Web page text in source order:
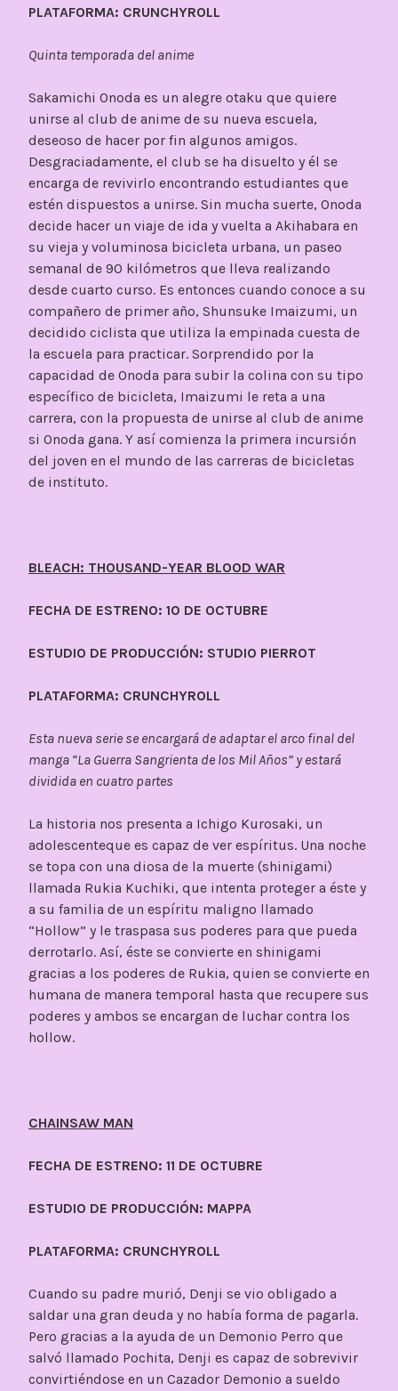
PLATAFORMA: CRUNCHYROLL
Quinta temporada del anime
Sakamichi Onoda es un alegre otaku que quiere
unirse al club de anime de su nueva escuela,
deseoso de hacer por fin algunos amigos.
Desgraciadamente, el club se ha disuelto y él se
encarga de revivirlo encontrando estudiantes que
estén dispuestos a unirse. Sin mucha suerte, Onoda
decide hacer un viaje de ida y vuelta a Akihabara en
su vieja y voluminosa bicicleta urbana, un paseo
semanal de 90 kilómetros que lleva realizando
desde cuarto curso. Es entonces cuando conoce a su
compañero de primer año, Shunsuke Imaizumi, un
decidido ciclista que utiliza la empinada cuesta de
la escuela para practicar. Sorprendido por la
capacidad de Onoda para subir la colina con su tipo
específico de bicicleta, Imaizumi le reta a una
carrera, con la propuesta de unirse al club de anime
si Onoda gana. Y así comienza la primera incursión
del joven en el mundo de las carreras de bicicletas
de instituto.
BLEACH: THOUSAND-YEAR BLOOD WAR
FECHA DE ESTRENO: 10 DE OCTUBRE
ESTUDIO DE PRODUCCIÓN: STUDIO PIERROT
PLATAFORMA: CRUNCHYROLL
Esta nueva serie se encargará de adaptar el arco final del
manga “La Guerra Sangrienta de los Mil Años” y estará
dividida en cuatro partes
La historia nos presenta a Ichigo Kurosaki, un
adolescenteque es capaz de ver espíritus. Una noche
se topa con una diosa de la muerte (shinigami)
llamada Rukia Kuchiki, que intenta proteger a éste y
a su familia de un espíritu maligno llamado
“Hollow” y le traspasa sus poderes para que pueda
derrotarlo. Así, éste se convierte en shinigami
gracias a los poderes de Rukia, quien se convierte en
humana de manera temporal hasta que recupere sus
poderes y ambos se encargan de luchar contra los
hollow.
CHAINSAW MAN
FECHA DE ESTRENO: 11 DE OCTUBRE
ESTUDIO DE PRODUCCIÓN: MAPPA
PLATAFORMA: CRUNCHYROLL
Cuando su padre murió, Denji se vio obligado a
saldar una gran deuda y no había forma de pagarla.
Pero gracias a la ayuda de un Demonio Perro que
salvó llamado Pochita, Denji es capaz de sobrevivir
convirtiéndose en un Cazador Demonio a sueldo